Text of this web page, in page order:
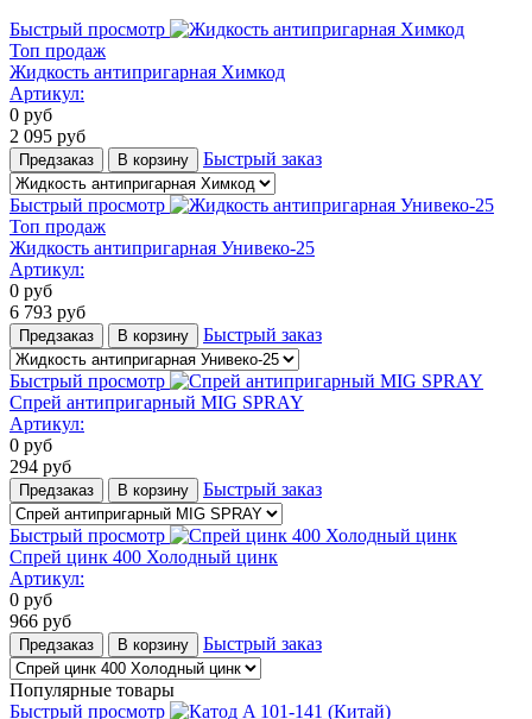
Быстрый просмотр
Топ продаж
Жидкость антипригарная Химкод
Артикул:
0 руб
2 095 руб
Предзаказ В корзину Быстрый заказ
Быстрый просмотр
Топ продаж
Жидкость антипригарная Унивеко-25
Артикул:
0 руб
6 793 руб
Предзаказ В корзину Быстрый заказ
Быстрый просмотр
Спрей антипригарный MIG SPRAY
Артикул:
0 руб
294 руб
Предзаказ В корзину Быстрый заказ
Быстрый просмотр
Спрей цинк 400 Холодный цинк
Артикул:
0 руб
966 руб
Предзаказ В корзину Быстрый заказ
Популярные товары
Быстрый просмотр